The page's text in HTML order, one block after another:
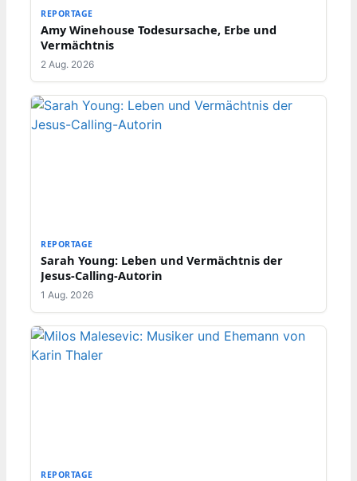
REPORTAGE
Amy Winehouse Todesursache, Erbe und
Vermächtnis
2 Aug. 2026
REPORTAGE
Sarah Young: Leben und Vermächtnis der
Jesus-Calling-Autorin
1 Aug. 2026
REPORTAGE